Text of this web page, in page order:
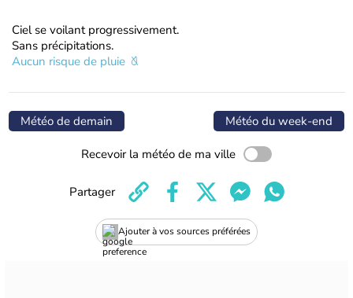
Ciel se voilant progressivement.
Sans précipitations.
Aucun risque de pluie
Météo de demain Météo du week-end
Recevoir la météo de ma ville
Ajouter à vos sources préférées
Partager